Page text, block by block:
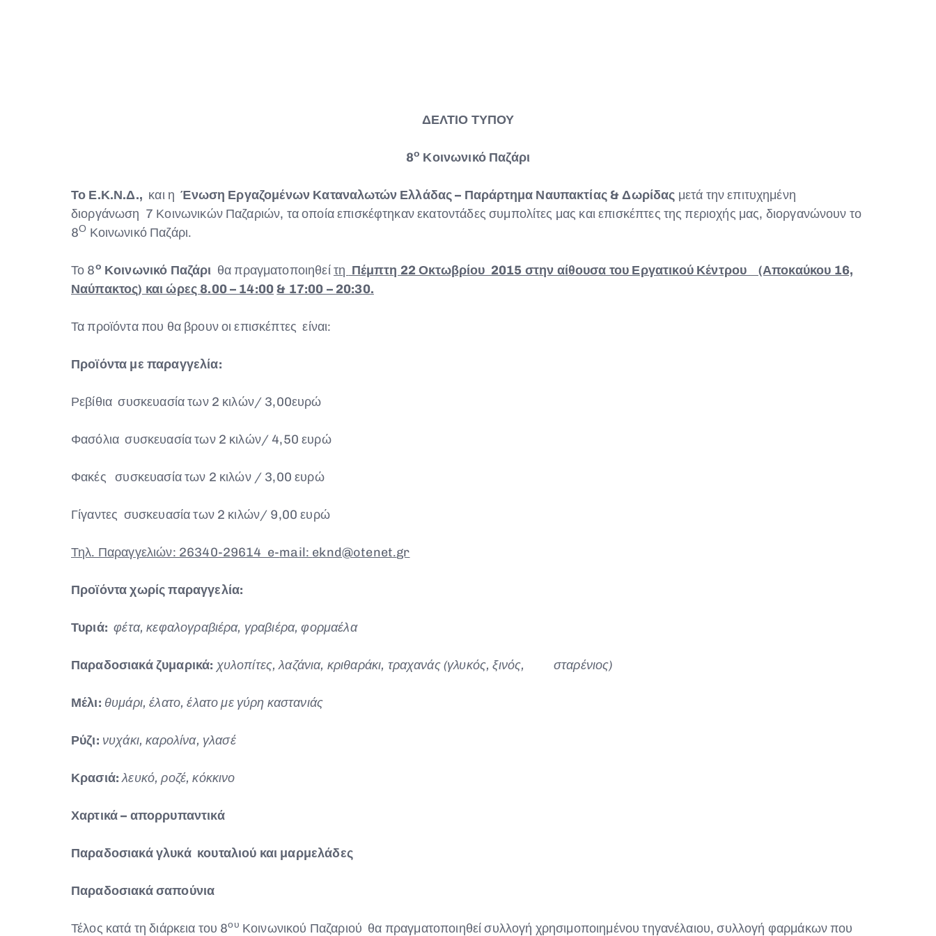
ΔΕΛΤΙΟ ΤΥΠΟΥ
8ο Κοινωνικό Παζάρι
Το Ε.Κ.Ν.Δ., και ηΈνωση Εργαζομένων Καταναλωτών Ελλάδας – Παράρτημα Ναυπακτίας & Δωρίδας μετά την επιτυχημένη
διοργάνωση 7 Κοινωνικών Παζαριών, τα οποία επισκέφτηκαν εκατοντάδες συμπολίτες μας και επισκέπτες της περιοχής μας, διοργανώνουν το
8Ο Κοινωνικό Παζάρι.
Το 8ο Κοινωνικό Παζάρι θα πραγματοποιηθείτη Πέμπτη 22 Οκτωβρίου 2015 στην αίθουσα του Εργατικού Κέντρου (Αποκαύκου 16,
Ναύπακτος) και ώρες 8.00 – 14:00& 17:00 – 20:30.
Τα προϊόντα που θα βρουν οι επισκέπτες είναι:
Προϊόντα με παραγγελία:
Ρεβίθια συσκευασία των 2 κιλών/ 3,00ευρώ
Φασόλια συσκευασία των 2 κιλών/ 4,50 ευρώ
Φακές συσκευασία των 2 κιλών / 3,00 ευρώ
Γίγαντες συσκευασία των 2 κιλών/ 9,00 ευρώ
Τηλ. Παραγγελιών: 26340-29614 e-mail: eknd@otenet.gr
Προϊόντα χωρίς παραγγελία:
Τυριά: φέτα, κεφαλογραβιέρα, γραβιέρα, φορμαέλα
Παραδοσιακά ζυμαρικά: χυλοπίτες, λαζάνια, κριθαράκι, τραχανάς (γλυκός, ξινός, σταρένιος)
Μέλι: θυμάρι, έλατο, έλατο με γύρη καστανιάς
Ρύζι: νυχάκι, καρολίνα, γλασέ
Κρασιά: λευκό, ροζέ, κόκκινο
Χαρτικά – απορρυπαντικά
Παραδοσιακά γλυκά κουταλιού και μαρμελάδες
Παραδοσιακά σαπούνια
Τέλος κατά τη διάρκεια του 8ου Κοινωνικού Παζαριού θα πραγματοποιηθεί συλλογή χρησιμοποιημένου τηγανέλαιου, συλλογή φαρμάκων που